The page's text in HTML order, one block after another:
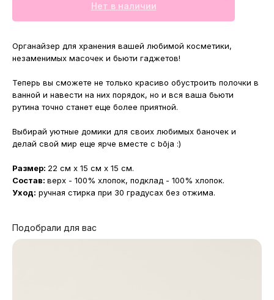
Нет в наличии
Органайзер для хранения вашей любимой косметики,
незаменимых масочек и бьюти гаджетов!
Теперь вы сможете не только красиво обустроить полочки в
ванной и навести на них порядок, но и вся ваша бьюти
рутина точно станет еще более приятной.
Выбирай уютные домики для своих любимых баночек и
делай свой мир еще ярче вместе с bōja :)
Размер: 22 см x 15 см x 15 см.
Состав: верх - 100% хлопок, подклад - 100% хлопок.
Уход: ручная стирка при 30 градусах без отжима.
Подобрали для вас